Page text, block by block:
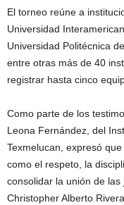
El torneo reúne a
Universidad
Universidad Politécnica
entre otras más de 40
registrar hasta cinco
Como parte de los
Leona Fernández, del
Texmelucan, expresó
como el respeto, la
consolidar la unión de
Christopher Alberto